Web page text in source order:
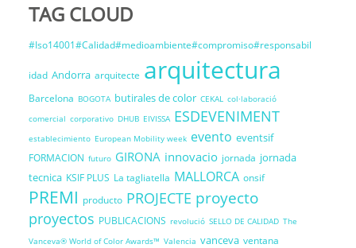
TAG CLOUD
#Iso14001#Calidad#medioambiente#compromiso#responsabil
idad Andorra arquitecte arquitectura
Barcelona BOGOTA butirales de color CEKAL col·laboració
comercial corporativo DHUB EIVISSA ESDEVENIMENT
establecimiento European Mobility week evento eventsif
FORMACION futuro GIRONA innovacio jornada jornada
tecnica KSIF PLUS La tagliatella MALLORCA onsif
PREMI producto PROJECTE proyecto
proyectos PUBLICACIONS revolució SELLO DE CALIDAD The
Vanceva® World of Color Awards™ Valencia vanceva ventana